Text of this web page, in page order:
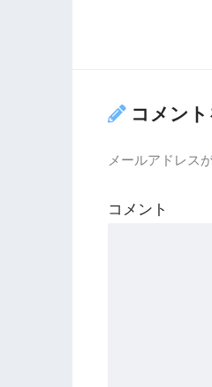
コメン
メールアドレス
コメント